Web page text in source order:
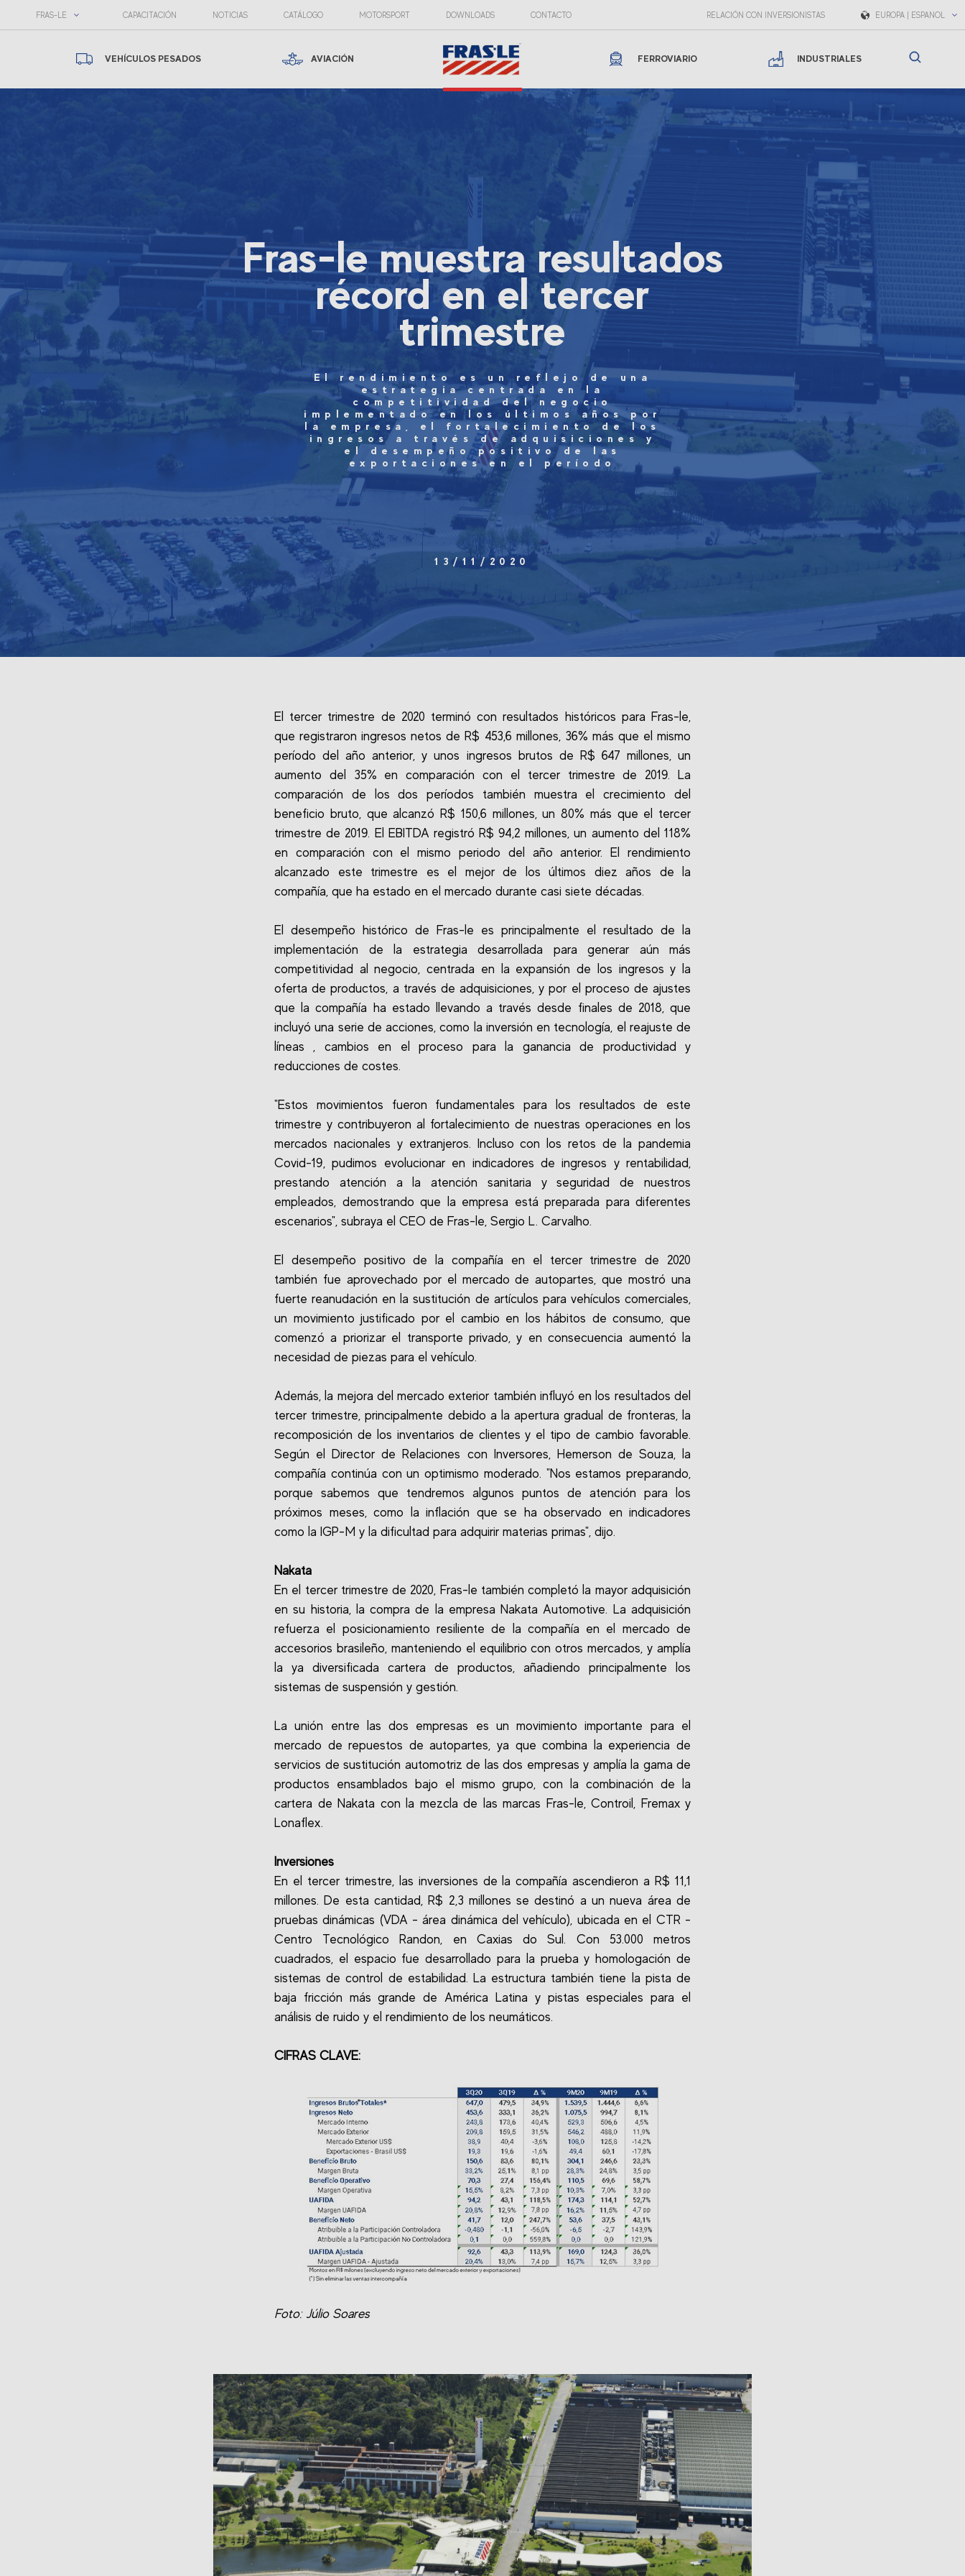
FRAS-LE CAPACITACIÓN NOTICIAS CATÁLOGO MOTORSPORT DOWNLOADS CONTACTO RELACIÓN CON INVERSIONISTAS EUROPA | ESPAÑOL
VEHÍCULOS PESADOS AVIACIÓN FERROVIARIO INDUSTRIALES
Fras-le muestra resultados
récord en el tercer
trimestre
El rendimiento es un reflejo de una
estrategia centrada en la
competitividad del negocio
implementado en los últimos años por
la empresa, el fortalecimiento de los
ingresos a través de adquisiciones y
el desempeño positivo de las
exportaciones en el período
13/11/2020
El tercer trimestre de 2020 terminó con resultados históricos para Fras-le,
que registraron ingresos netos de R$ 453,6 millones, 36% más que el mismo
período del año anterior, y unos ingresos brutos de R$ 647 millones, un
aumento del 35% en comparación con el tercer trimestre de 2019. La
comparación de los dos períodos también muestra el crecimiento del
beneficio bruto, que alcanzó R$ 150,6 millones, un 80% más que el tercer
trimestre de 2019. El EBITDA registró R$ 94,2 millones, un aumento del 118%
en comparación con el mismo periodo del año anterior. El rendimiento
alcanzado este trimestre es el mejor de los últimos diez años de la
compañía, que ha estado en el mercado durante casi siete décadas.
El desempeño histórico de Fras-le es principalmente el resultado de la
implementación de la estrategia desarrollada para generar aún más
competitividad al negocio, centrada en la expansión de los ingresos y la
oferta de productos, a través de adquisiciones, y por el proceso de ajustes
que la compañía ha estado llevando a través desde finales de 2018, que
incluyó una serie de acciones, como la inversión en tecnología, el reajuste de
líneas , cambios en el proceso para la ganancia de productividad y
reducciones de costes.
"Estos movimientos fueron fundamentales para los resultados de este
trimestre y contribuyeron al fortalecimiento de nuestras operaciones en los
mercados nacionales y extranjeros. Incluso con los retos de la pandemia
Covid-19, pudimos evolucionar en indicadores de ingresos y rentabilidad,
prestando atención a la atención sanitaria y seguridad de nuestros
empleados, demostrando que la empresa está preparada para diferentes
escenarios", subraya el CEO de Fras-le, Sergio L. Carvalho.
El desempeño positivo de la compañía en el tercer trimestre de 2020
también fue aprovechado por el mercado de autopartes, que mostró una
fuerte reanudación en la sustitución de artículos para vehículos comerciales,
un movimiento justificado por el cambio en los hábitos de consumo, que
comenzó a priorizar el transporte privado, y en consecuencia aumentó la
necesidad de piezas para el vehículo.
Además, la mejora del mercado exterior también influyó en los resultados del
tercer trimestre, principalmente debido a la apertura gradual de fronteras, la
recomposición de los inventarios de clientes y el tipo de cambio favorable.
Según el Director de Relaciones con Inversores, Hemerson de Souza, la
compañía continúa con un optimismo moderado. "Nos estamos preparando,
porque sabemos que tendremos algunos puntos de atención para los
próximos meses, como la inflación que se ha observado en indicadores
como la IGP-M y la dificultad para adquirir materias primas", dijo.
Nakata
En el tercer trimestre de 2020, Fras-le también completó la mayor adquisición
en su historia, la compra de la empresa Nakata Automotive. La adquisición
refuerza el posicionamiento resiliente de la compañía en el mercado de
accesorios brasileño, manteniendo el equilibrio con otros mercados, y amplía
la ya diversificada cartera de productos, añadiendo principalmente los
sistemas de suspensión y gestión.
La unión entre las dos empresas es un movimiento importante para el
mercado de repuestos de autopartes, ya que combina la experiencia de
servicios de sustitución automotriz de las dos empresas y amplía la gama de
productos ensamblados bajo el mismo grupo, con la combinación de la
cartera de Nakata con la mezcla de las marcas Fras-le, Controil, Fremax y
Lonaflex.
Inversiones
En el tercer trimestre, las inversiones de la compañía ascendieron a R$ 11,1
millones. De esta cantidad, R$ 2,3 millones se destinó a un nueva área de
pruebas dinámicas (VDA - área dinámica del vehículo), ubicada en el CTR -
Centro Tecnológico Randon, en Caxias do Sul. Con 53.000 metros
cuadrados, el espacio fue desarrollado para la prueba y homologación de
sistemas de control de estabilidad. La estructura también tiene la pista de
baja fricción más grande de América Latina y pistas especiales para el
análisis de ruido y el rendimiento de los neumáticos.
CIFRAS CLAVE:
Foto: Júlio Soares